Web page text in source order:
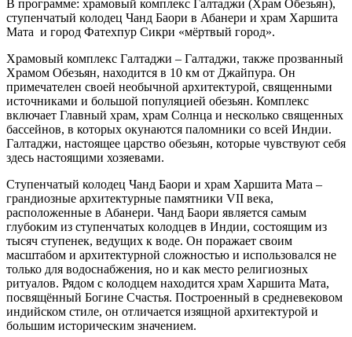
В программе: храмовый комплекс Галтаджи (Храм Обезьян),
ступенчатый колодец Чанд Баори в Абанери и храм Харшита
Мата и город Фатехпур Сикри «мёртвый город».
Храмовый комплекс Галтаджи – Галтаджи, также прозванный
Храмом Обезьян, находится в 10 км от Джайпура. Он
примечателен своей необычной архитектурой, священными
источниками и большой популяцией обезьян. Комплекс
включает Главный храм, храм Солнца и несколько священных
бассейнов, в которых окунаются паломники со всей Индии.
Галтаджи, настоящее царство обезьян, которые чувствуют себя
здесь настоящими хозяевами.
Ступенчатый колодец Чанд Баори и храм Харшита Мата –
грандиозные архитектурные памятники VII века,
расположенные в Абанери. Чанд Баори является самым
глубоким из ступенчатых колодцев в Индии, состоящим из
тысяч ступенек, ведущих к воде. Он поражает своим
масштабом и архитектурной сложностью и использовался не
только для водоснабжения, но и как место религиозных
ритуалов. Рядом с колодцем находится храм Харшита Мата,
посвящённый Богине Счастья. Построенный в средневековом
индийском стиле, он отличается изящной архитектурой и
большим историческим значением.